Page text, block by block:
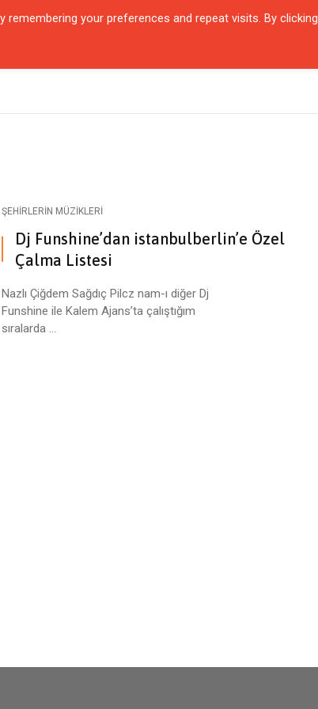
KARŞILAŞMALAR ZAMANIN İÇINDEN SÖYLEŞI
ŞEHIRLERIN MÜZIKLERI
Dj Funshine’dan istanbulberlin’e Özel
Çalma Listesi
Nazlı Çiğdem Sağdıç Pilcz nam-ı diğer Dj
Funshine ile Kalem Ajans’ta çalıştığım
sıralarda ...
your preferences and repeat visits. By clicking